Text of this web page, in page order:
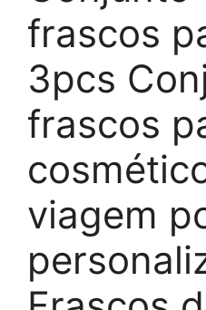
frascos
3pcs
frascos
viagem